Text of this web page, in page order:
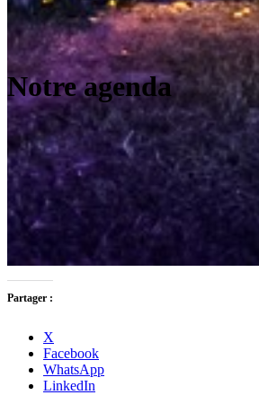
Notre agenda
Partager :
X
Facebook
WhatsApp
LinkedIn